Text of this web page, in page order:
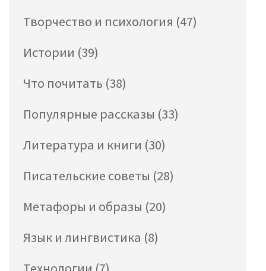
Творчество и психология (47)
Истории (39)
Что почитать (38)
Популярные рассказы (33)
Литература и книги (30)
Писательские советы (28)
Метафоры и образы (20)
Язык и лингвистика (8)